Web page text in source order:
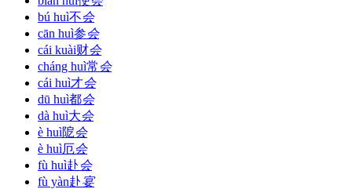
bú huì不会
cān huì参会
cái kuài财会
cháng huì常 会
cái huì才会
dū huì都会
dà huì大会
è huì阸会
è huì厄会
fù huì赴 会
fù yàn赴宴